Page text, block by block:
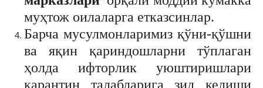
муҳтож оилаларга етказсинлар.
Барча мусулмонларимиз қўни-қўшни
ва яқин қариндошларни тўплаган
ҳолда ифторлик уюштиришлари
карантин талабларига зид келиши